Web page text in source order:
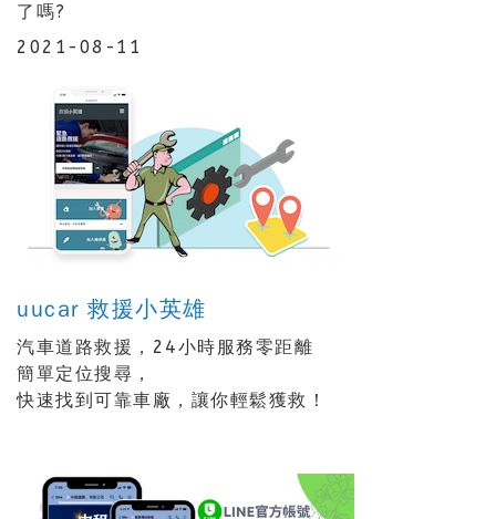
了嗎?
2021-08-11
uucar 救援小英雄
汽車道路救援，24小時服務零距離
簡單定位搜尋，
快速找到可靠車廠，讓你輕鬆獲救！